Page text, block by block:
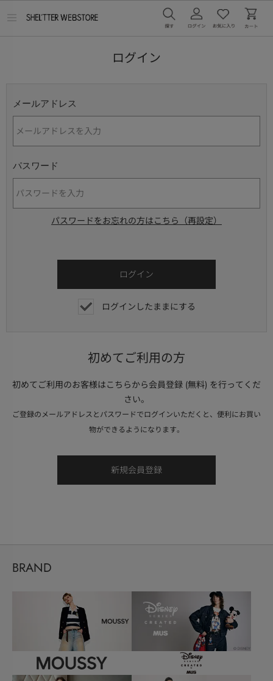
ログイン
メールアドレス
パスワード
パスワードをお忘れの方はこちら（再設定）
ログインしたままにする
初めてご利用の方
初めてご利用のお客様はこちらから会員登録 (無料) を行ってくだ
さい。
ご登録のメールアドレスとパスワードでログインいただくと、便利にお買い
物ができるようになります。
BRAND